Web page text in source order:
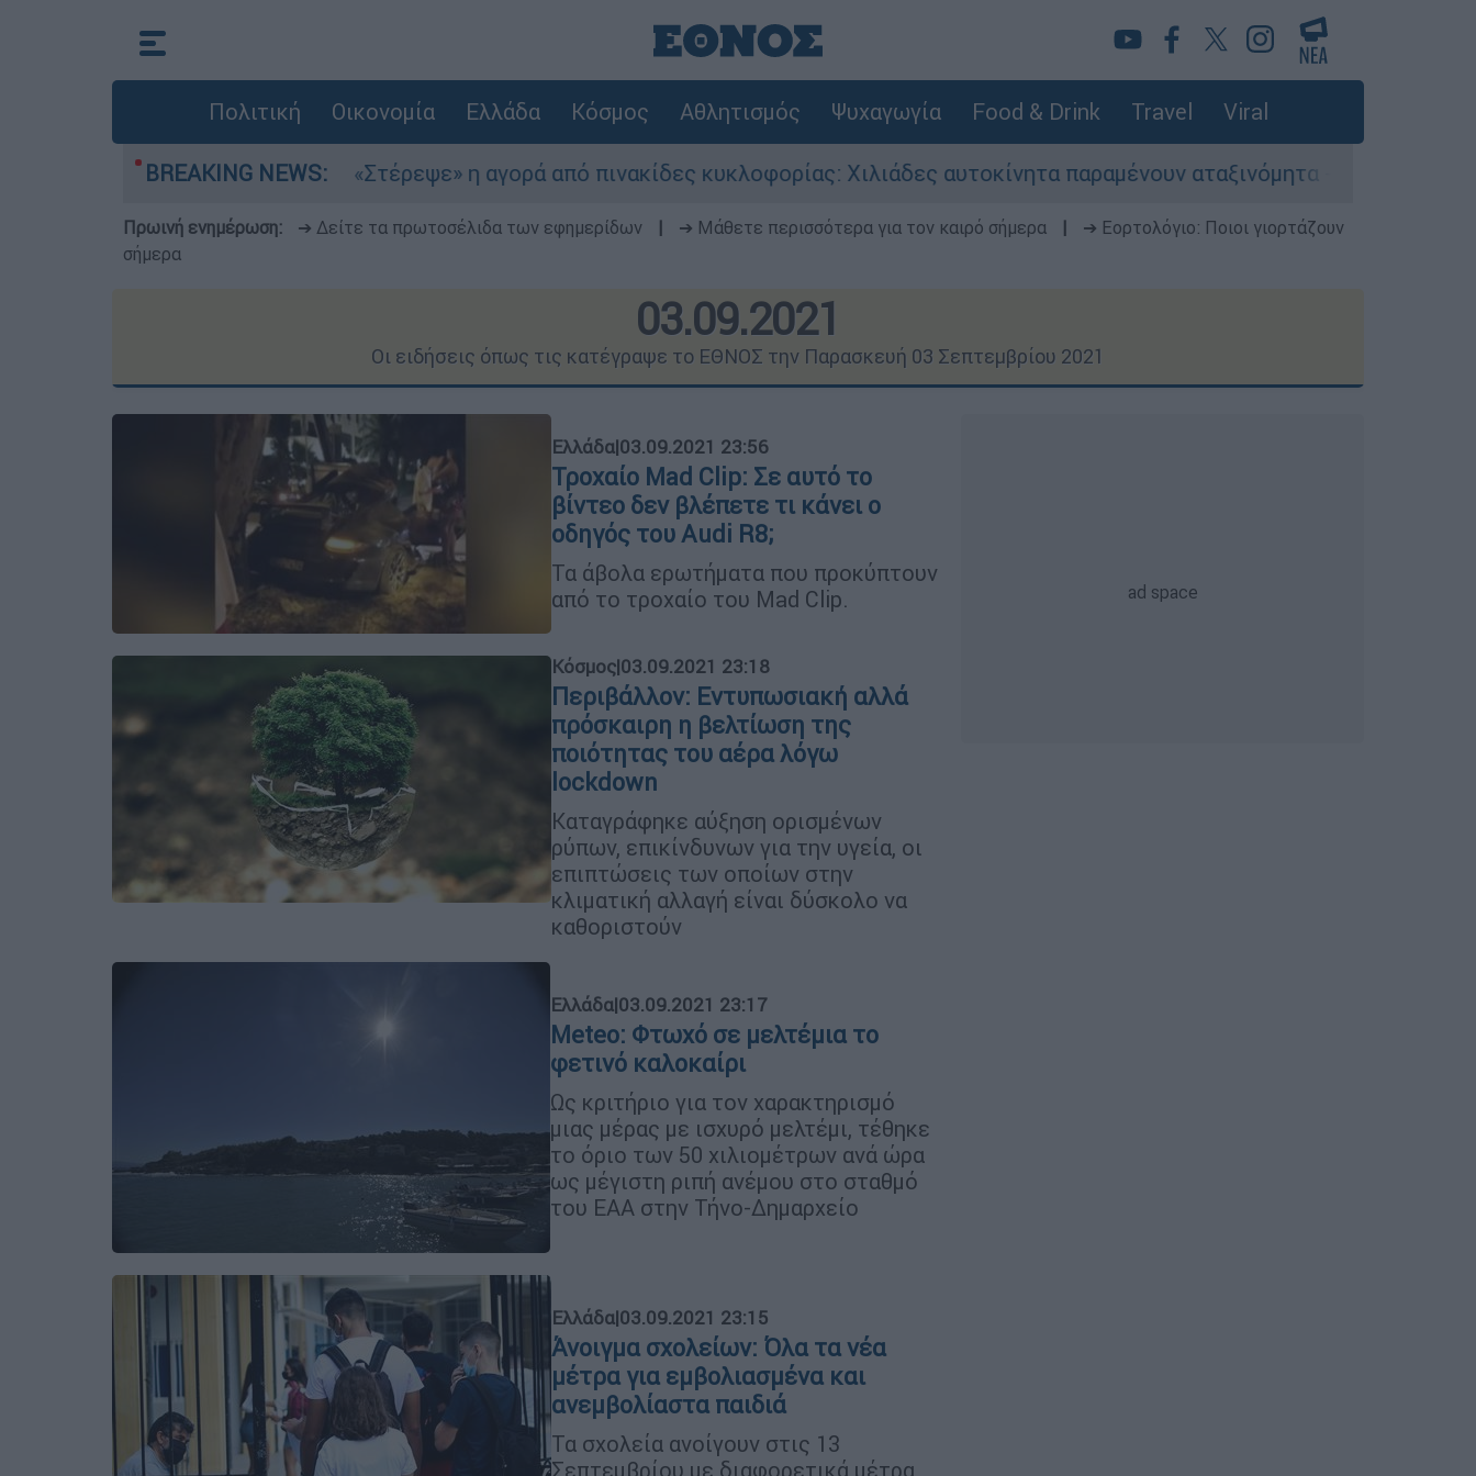
Πολιτική Οικονομία Ελλάδα Κόσμος Αθλητισμός Ψυχαγωγία Food & Drink Travel Viral
BREAKING NEWS:
«Στέρεψε» η αγορά από πινακίδες κυκλοφορίας: Χιλιάδες αυτοκίνητα παραμένουν αταξινόμητα - Λύση αναζητά το υπουργείο
Πρωινή ενημέρωση: ➔ Δείτε τα πρωτοσέλιδα των εφημερίδων ➔ Μάθετε περισσότερα για τον καιρό σήμερα
➔ Εορτολόγιο: Ποιοι γιορτάζουν
σήμερα
03.09.2021
Οι ειδήσεις όπως τις κατέγραψε το ΕΘΝΟΣ την Παρασκευή 03 Σεπτεμβρίου 2021
Ελλάδα|03.09.2021 23:56
Τροχαίο Mad Clip: Σε αυτό το
βίντεο δεν βλέπετε τι κάνει ο
οδηγός του Audi R8;
Τα άβολα ερωτήματα που προκύπτουν
από το τροχαίο του Mad Clip.
Κόσμος|03.09.2021 23:18
Περιβάλλον: Εντυπωσιακή αλλά
πρόσκαιρη η βελτίωση της
ποιότητας του αέρα λόγω
lockdown
Καταγράφηκε αύξηση ορισμένων
ρύπων, επικίνδυνων για την υγεία, οι
επιπτώσεις των οποίων στην
κλιματική αλλαγή είναι δύσκολο να
καθοριστούν
Ελλάδα|03.09.2021 23:17
Meteo: Φτωχό σε μελτέμια το
φετινό καλοκαίρι
Ως κριτήριο για τον χαρακτηρισμό
μιας μέρας με ισχυρό μελτέμι, τέθηκε
το όριο των 50 χιλιομέτρων ανά ώρα
ως μέγιστη ριπή ανέμου στο σταθμό
του ΕΑΑ στην Τήνο-Δημαρχείο
Ελλάδα|03.09.2021 23:15
Άνοιγμα σχολείων: Όλα τα νέα
μέτρα για εμβολιασμένα και
ανεμβολίαστα παιδιά
Τα σχολεία ανοίγουν στις 13
Σεπτεμβρίου με διαφορετικά μέτρα